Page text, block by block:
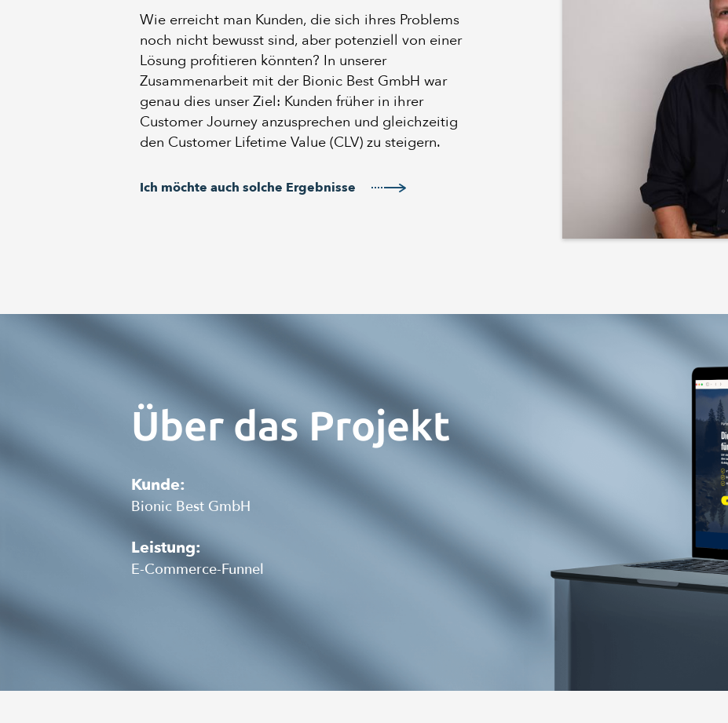
Wie erreicht man Kunden, die sich ihres Problems
noch nicht bewusst sind, aber potenziell von einer
Lösung profitieren könnten? In unserer
Zusammenarbeit mit der Bionic Best GmbH war
genau dies unser Ziel: Kunden früher in ihrer
Customer Journey anzusprechen und gleichzeitig
den Customer Lifetime Value (CLV) zu steigern.
Ich möchte auch solche Ergebnisse
Über das Projekt
Kunde:
Bionic Best GmbH
Leistung:
E-Commerce-Funnel